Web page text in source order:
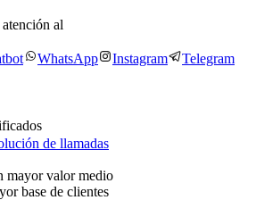
al
WhatsApp Instagram Telegram
de llamadas
mayor valor medio
base de clientes